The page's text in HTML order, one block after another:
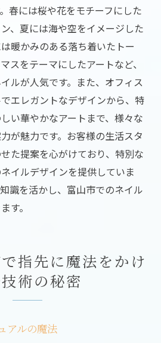
春には桜や花をモチーフにした
、夏には海や空をイメージした
暖かみのある落ち着いたトー
スをテーマにしたアートなど、
ルが人気です。また、オフィス
エレガントなデザインから、特
い華やかなアートまで、様々な
が魅力です。お客様の生活スタ
た提案を心がけており、特別な
イルデザインを提供していま
識を活かし、富山市でのネイル
す。
指先に魔法をかけ
術の秘密
アルの魔法